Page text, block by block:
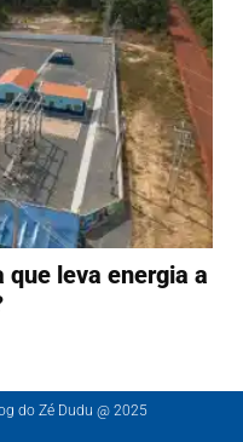
leva energia a
do Zé Dudu @ 2025